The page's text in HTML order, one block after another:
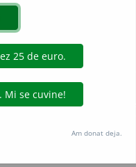
(https://dexonline.ro)
de extragere automată
date oferite oficial spre utilizare
Hosterion
Am donat deja.